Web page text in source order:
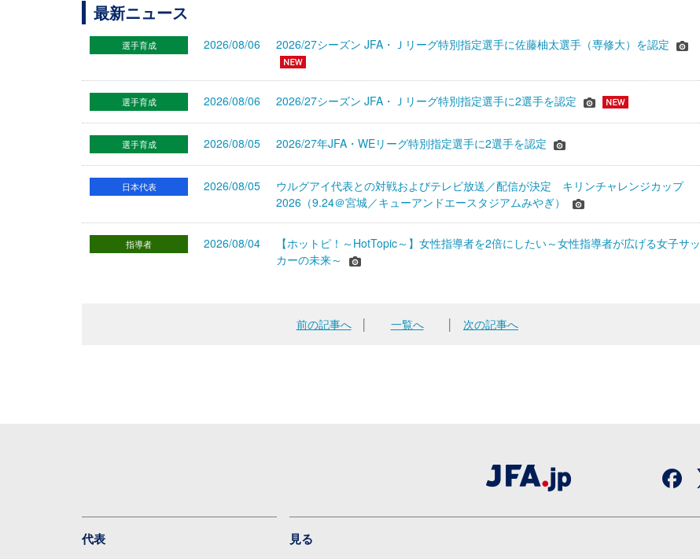
最新ニュース
選手育成 2026/08/06 2026/27シーズン JFA・Ｊリーグ特別指定選手に佐藤柚太選手（専修大）を認定
選手育成 2026/08/06 2026/27シーズン JFA・Ｊリーグ特別指定選手に2選手を認定
選手育成 2026/08/05 2026/27年JFA・WEリーグ特別指定選手に2選手を認定
日本代表 2026/08/05
ウルグアイ代表との対戦およびテレビ放送／配信が決定 キリンチャレンジカップ
2026（9.24＠宮城／キューアンドエースタジアムみやぎ）
指導者 2026/08/04
【ホットピ！～HotTopic～】女性指導者を2倍にしたい～女性指導者が広げる女子サッ
カーの未来～
前の記事へ│ 一覧へ 次の記事へ
代表 見る